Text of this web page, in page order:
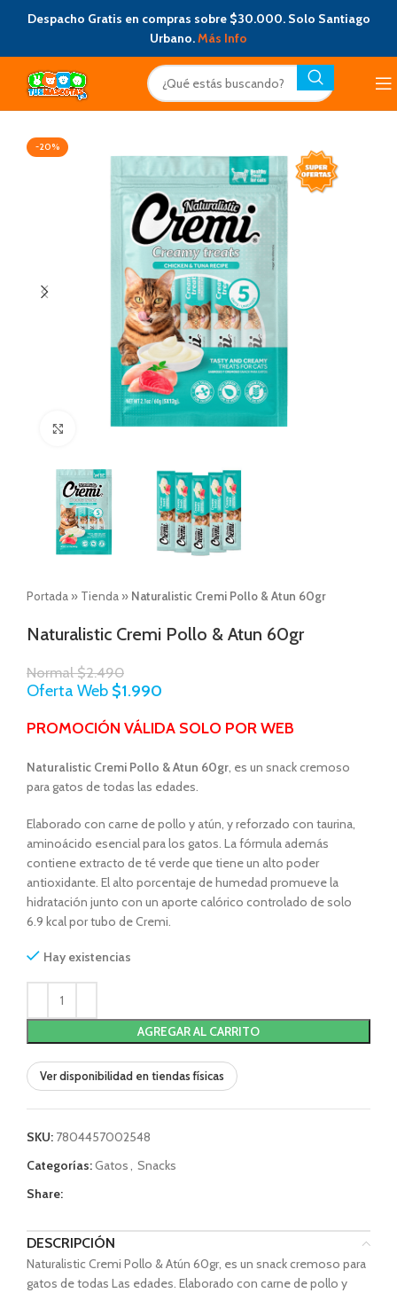
Despacho Gratis en compras sobre $30.000. Solo Santiago
Urbano.Más Info
-20%
Click to enlarge
Portada » Tienda » Naturalistic Cremi Pollo & Atun 60gr
Naturalistic Cremi Pollo & Atun 60gr
Normal$2.490
Oferta Web $1.990
PROMOCIÓN VÁLIDA SOLO POR WEB
Naturalistic Cremi Pollo & Atun 60gr, es un snack cremoso
para gatos de todas las edades.
Elaborado con carne de pollo y atún, y reforzado con taurina,
aminoácido esencial para los gatos. La fórmula además
contiene extracto de té verde que tiene un alto poder
antioxidante. El alto porcentaje de humedad promueve la
hidratación junto con un aporte calórico controlado de solo
6.9 kcal por tubo de Cremi.
Hay existencias
AGREGAR AL CARRITO
Ver disponibilidad en tiendas físicas
SKU: 7804457002548
Categorías:Gatos, Snacks
Share:
DESCRIPCIÓN
Naturalistic Cremi Pollo & Atún 60gr, es un snack cremoso para
gatos de todas Las edades. Elaborado con carne de pollo y